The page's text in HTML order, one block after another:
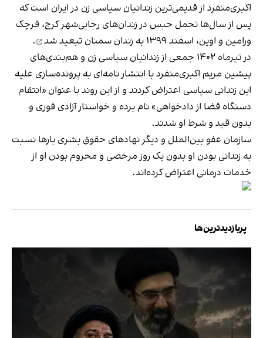
اکبری‌منفرد از قدیمی‌ترین زندانیان سیاسی زن در ایران است که
پس از سال‌ها تحمل حبس در زندان‌های رجایی‌شهر کرج، قرچک
ورامین و اوین، اسفند ۱۳۹۹ به زندان سمنان
تبعید شد
.
در تیرماه ۱۴۰۲ جمعی از زندانیان سیاسی زن و هم‌بندی‌های
پیشین مریم اکبری‌منفرد با انتشار نامه‌ای به پرونده‌سازی علیه
این زندانی سیاسی اعتراض کردند و از این روند با عنوان «انتقام
دستگاه قضا از دادخواهی» نام برده و خواستار آزادی فوری و
بدون قید و شرط او شدند.
سازمان عفو بین‌الملل و دیگر نهادهای حقوق بشری بارها نسبت
به زندانی بودن او بدون یک روز مرخصی و محروم بودن او از
خدمات درمانی اعتراض کرده‌اند.
پربازدیدترین‌ها